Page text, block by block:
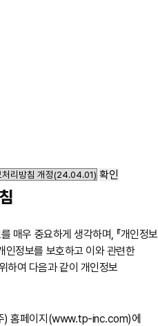
확인
매우 중요하게 생각하며, 『개인정보
인정보를 보호하고 이와 관련한
하여 다음과 같이 개인정보
) 홈페이지(www.tp-inc.com)에